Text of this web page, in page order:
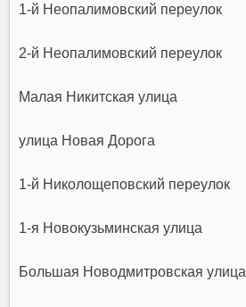
1-й Неопалимовский переулок
2-й Неопалимовский переулок
Малая Никитская улица
улица Новая Дорога
1-й Николощеповский переулок
1-я Новокузьминская улица
Большая Новодмитровская улица